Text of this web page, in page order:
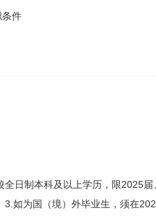
件
日制本科及以上学历，限2025届
如为国（境）外毕业生，须在